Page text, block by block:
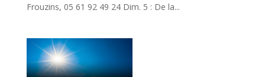
Frouzins, 05 61 92 49 24 Dim. 5 : De la...